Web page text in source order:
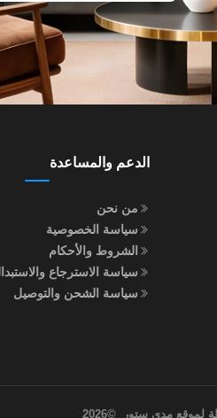
الدعم والمساعدة
من نحن
سياسة الخصوصية
الشروط والأحكام
سياسة الاسترجاع
سياسة الشحن والتوصيل
لموقع مدى ستور©
2026